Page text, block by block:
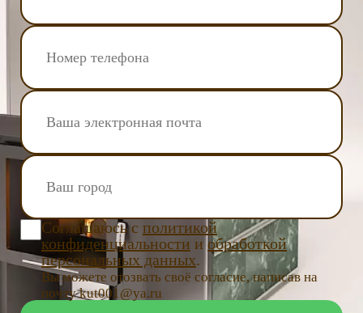
Соглашаюсь с политикой
конфиденциальности и обработкой
персональных данных.
Вы можете отозвать своё согласие, написав на
почту kut001@ya.ru